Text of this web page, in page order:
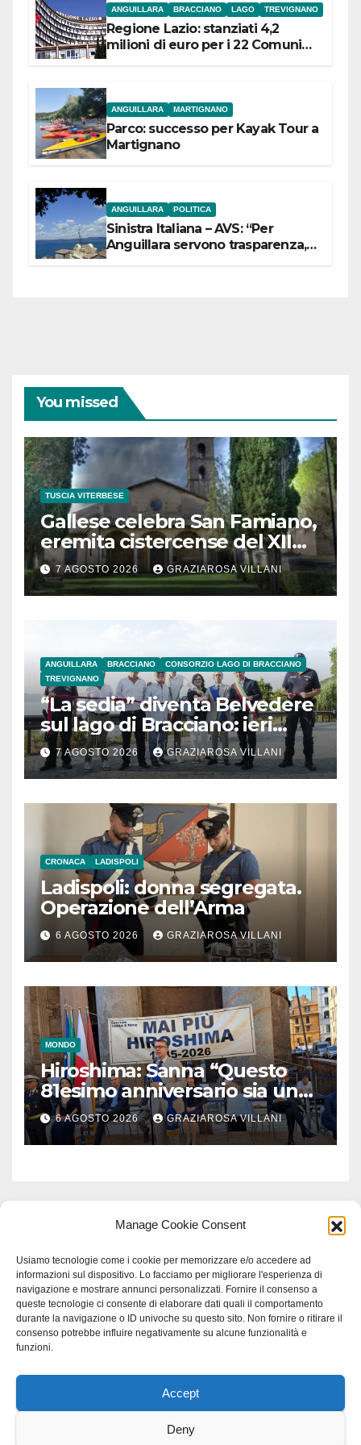
Manage Cookie Consent
Usiamo tecnologie come i cookie per memorizzare e/o accedere ad
informazioni sul dispositivo. Lo facciamo per migliorare l'esperienza di
navigazione e mostrare annunci personalizzati. Fornire il consenso a
queste tecnologie ci consente di elaborare dati quali il comportamento
durante la navigazione o ID univoche su questo sito. Non fornire o ritirare il
consenso potrebbe influire negativamente su alcune funzionalità e
funzioni.
Accept
Deny
ANGUILLARA BRACCIANO LAGO TREVIGNANO
Regione Lazio: stanziati 4,2
milioni di euro per i 22 Comuni
ANGUILLARA MARTIGNANO
Parco: successo per Kayak Tour a
Martignano
ANGUILLARA POLITICA
Sinistra Italiana – AVS: “Per
Anguillara servono trasparenza,
You missed
TUSCIA VITERBESE
Gallese celebra San Famiano,
eremita cistercense del XII
secolo
7 AGOSTO 2026 GRAZIAROSA VILLANI
ANGUILLARA BRACCIANO
CONSORZIO LAGO DI BRACCIANO
TREVIGNANO
“La sedia” diventa Belvedere
sul lago di Bracciano: ieri
l’inaugurazione
7 AGOSTO 2026 GRAZIAROSA VILLANI
CRONACA LADISPOLI
Ladispoli: donna segregata.
Operazione dell’Arma
6 AGOSTO 2026 GRAZIAROSA VILLANI
MONDO
Hiroshima: Sanna “Questo
81esimo anniversario sia un
monito per tutti”
6 AGOSTO 2026 GRAZIAROSA VILLANI
Proudly powered by WordPress|Tema: Newspaperex di
Scienza studio specialistico bracciano